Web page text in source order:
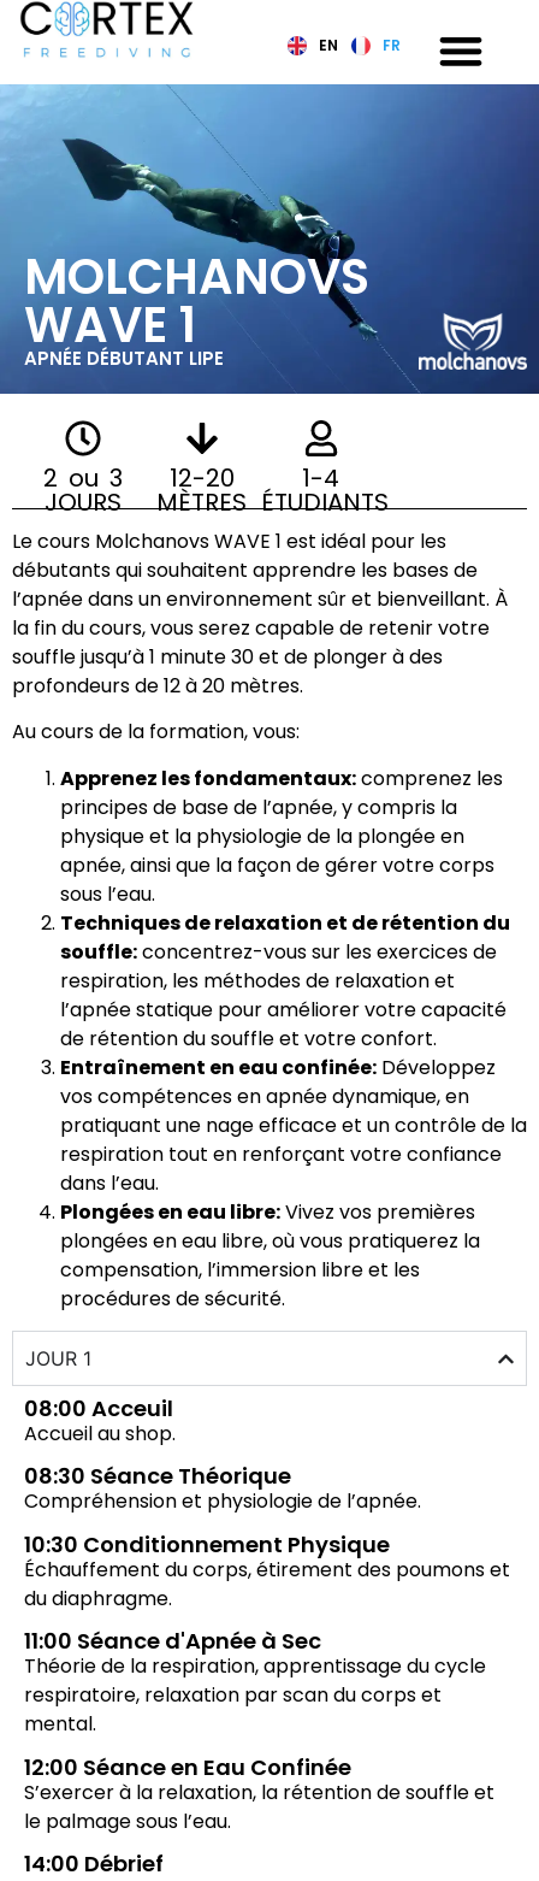
EN FR
MOLCHANOVS
WAVE 1
APNÉE DÉBUTANT LIPE
2 ou 3
JOURS
12-20
MÈTRES
1-4
ÉTUDIANTS
Le cours Molchanovs WAVE 1 est idéal pour les
débutants qui souhaitent apprendre les bases de
l’apnée dans un environnement sûr et bienveillant. À
la fin du cours, vous serez capable de retenir votre
souffle jusqu’à 1 minute 30 et de plonger à des
profondeurs de 12 à 20 mètres.
Au cours de la formation, vous:
Apprenez les fondamentaux:comprenez les
principes de base de l’apnée, y compris la
physique et la physiologie de la plongée en
apnée, ainsi que la façon de gérer votre corps
sous l’eau.
Techniques de relaxation et de rétention du
souffle:concentrez-vous sur les exercices de
respiration, les méthodes de relaxation et
l’apnée statique pour améliorer votre capacité
de rétention du souffle et votre confort.
Entraînement en eau confinée: Développez
vos compétences en apnée dynamique, en
pratiquant une nage efficace et un contrôle de la
respiration tout en renforçant votre confiance
dans l’eau.
Plongées en eau libre:Vivez vos premières
plongées en eau libre, où vous pratiquerez la
compensation, l’immersion libre et les
procédures de sécurité.
JOUR 1
08:00 Acceuil
Accueil au shop.
08:30 Séance Théorique
Compréhensionet physiologie de l’apnée.
10:30 Conditionnement Physique
Échauffement du corps, étirement des poumons et
du diaphragme.
11:00 Séance d'Apnée à Sec
Théorie de la respiration, apprentissage du cycle
respiratoire, relaxation par scan du corps et
mental.
12:00 Séance en Eau Confinée
S’exercer à la relaxation, la rétention de souffle et
le palmage sous l’eau.
14:00 Débrief